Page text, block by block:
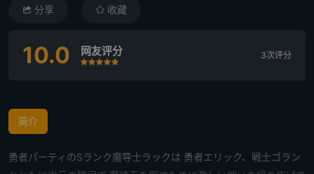
分享 收藏
10.0 网友评分
很差较差还行
推荐
力荐
3次评分
简介
勇者パーティのSランク魔导士ラックは 勇者エリック、戦士ゴラン